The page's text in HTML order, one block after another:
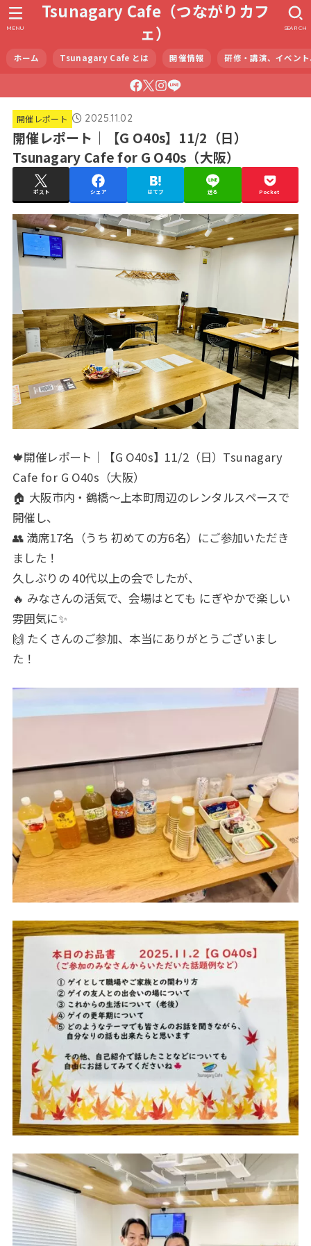
Tsunagary Cafe（つながりカフ
ェ）
ホーム Tsunagary Cafe とは 開催情報 研修・講演、イベン
SEARCH
MENU
開催レポート 2025.11.02
開催レポート｜【G O40s】11/2（日）
Tsunagary Cafe for G O40s（大阪）
ポスト シェア はてブ 送る Pocket
🍁開催レポート｜【G O40s】11/2（日）Tsunagary
Cafe for G O40s（大阪）
🏠 大阪市内・鶴橋～上本町周辺のレンタルスペースで
開催し、
👥 満席17名（うち 初めての方6名）にご参加いただき
ました！
久しぶりの 40代以上の会でしたが、
🔥 みなさんの活気で、会場はとても にぎやかで楽しい
雰囲気に✨
🙌 たくさんのご参加、本当にありがとうございまし
た！